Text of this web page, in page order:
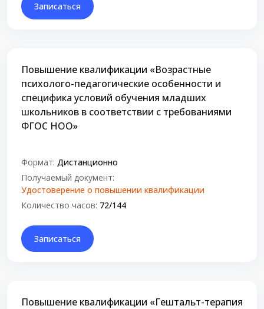
Записаться
Повышение квалификации «Возрастные
психолого-педагогические особенности и
специфика условий обучения младших
школьников в соответствии с требованиями
ФГОС НОО»
Формат: Дистанционно
Получаемый документ:
Удостоверение о повышении квалификации
Количество часов: 72/144
Записаться
Повышение квалификации «Гештальт-терапия